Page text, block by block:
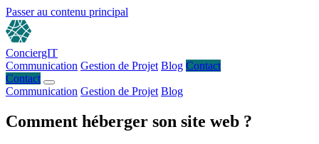
Passer au contenu principal
ConciergIT
Communication Gestion de Projet Blog Contact
Contact
Communication Gestion de Projet Blog
Comment héberger son site web ?